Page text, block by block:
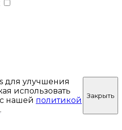
для улучшения
использовать
нашей политикой
.
Закрыть